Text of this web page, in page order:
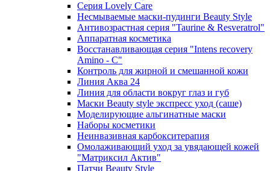
Cерия Lovely Care
Несмываемые маски-пудинги Beauty Style
Антивозрастная серия "Taurine & Resveratrol"
Аппаратная косметика
Восстанавливающая серия "Intens recovery
Amino - C"
Контроль для жирной и смешанной кожи
Линия Аква 24
Линия для области вокруг глаз и губ
Маски Beauty style экспресс уход (саше)
Моделирующие альгинатные маски
Наборы косметики
Неинвазивная карбокситерапия
Омолаживающий уход за увядающей кожей
"Матриксил Актив"
Патчи Beauty Style